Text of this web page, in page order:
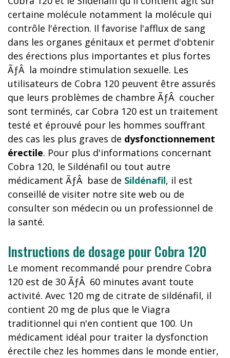
certaine molécule notamment la molécule qui
contrôle l'érection. Il favorise l'afflux de sang
dans les organes génitaux et permet d'obtenir
des érections plus importantes et plus fortes
ÃƒÂ la moindre stimulation sexuelle. Les
utilisateurs de Cobra 120 peuvent être assurés
que leurs problèmes de chambre ÃƒÂ coucher
sont terminés, car Cobra 120 est un traitement
testé et éprouvé pour les hommes souffrant
des cas les plus graves de dysfonctionnement
érectile. Pour plus d'informations concernant
Cobra 120, le Sildénafil ou tout autre
médicament ÃƒÂ base de Sildénafil, il est
conseillé de visiter notre site web ou de
consulter son médecin ou un professionnel de
la santé.
Instructions de dosage pour Cobra 120
Le moment recommandé pour prendre Cobra
120 est de 30 ÃƒÂ 60 minutes avant toute
activité. Avec 120 mg de citrate de sildénafil, il
contient 20 mg de plus que le Viagra
traditionnel qui n'en contient que 100. Un
médicament idéal pour traiter la dysfonction
érectile chez les hommes dans le monde entier,